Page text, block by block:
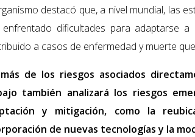
destacó que, a nivel mundial, las
enfrentado dificultades para adaptarse
a casos de enfermedad y muerte
de los riesgos asociados
también analizará los riesgos
y mitigación, como la
de nuevas tecnologías y la